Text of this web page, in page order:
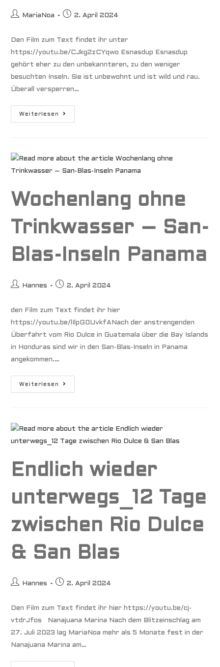
Beitrags-
MariaNoa
Beitrag
2. April 2024
Den Film zum Text findet ihr unter
https://youtu.be/CJkg2zCYqwo Esnasdup Esnasdup
gehört eher zu den unbekannteren, zu den weniger
besuchten Inseln. Sie ist unbewohnt und ist wild und rau.
Überall versperren…
Weiterlesen
Alein!
Inseln
Panama
Wochenlang ohne
Trinkwasser – San-
Blas-Inseln Panama
Beitrags-
Hannes
Beitrag
2. April 2024
den Film zum Text findet ihr hier
https://youtu.be/lIlpG0UvkfANach der anstrengenden
Überfahrt vom Rio Dulce in Guatemala über die Bay Islands
in Honduras sind wir in den San-Blas-Inseln in Panama
angekommen.…
Weiterlesen
Wochenlang
Inseln
Panama
Endlich wieder
unterwegs_12 Tage
zwischen Rio Dulce
& San Blas
Beitrags-
Hannes
Beitrag
2. April 2024
Den Film zum Text findet ihr hier https://youtu.be/cj-
vtdrJfos Nanajuana Marina Nach dem Blitzeinschlag am
27. Juli 2023 lag MariaNoa mehr als 5 Monate fest in der
Nanajuana Marina am…